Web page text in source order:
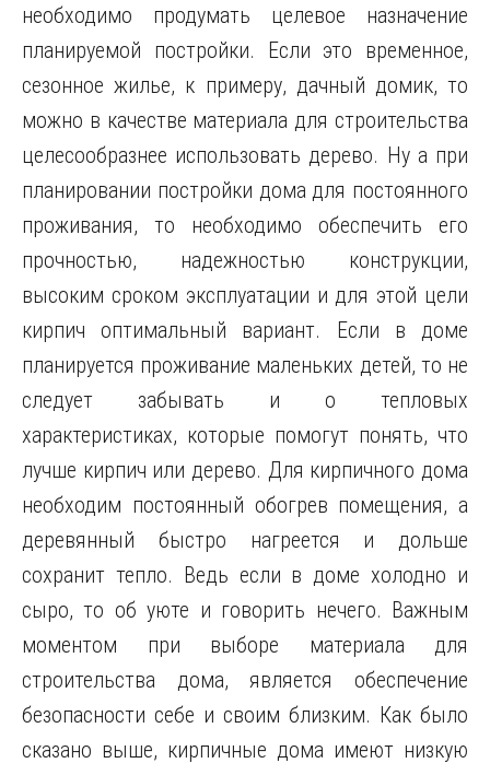
необходимо продумать целевое назначение
планируемой постройки. Если это временное,
сезонное жилье, к примеру, дачный домик, то
можно в качестве материала для строительства
целесообразнее использовать дерево. Ну а при
планировании постройки дома для постоянного
проживания, то необходимо обеспечить его
прочностью, надежностью конструкции,
высоким сроком эксплуатации и для этой цели
кирпич оптимальный вариант. Если в доме
планируется проживание маленьких детей, то не
следует забывать и о тепловых
характеристиках, которые помогут понять, что
лучше кирпич или дерево. Для кирпичного дома
необходим постоянный обогрев помещения, а
деревянный быстро нагреется и дольше
сохранит тепло. Ведь если в доме холодно и
сыро, то об уюте и говорить нечего. Важным
моментом при выборе материала для
строительства дома, является обеспечение
безопасности себе и своим близким. Как было
сказано выше, кирпичные дома имеют низкую